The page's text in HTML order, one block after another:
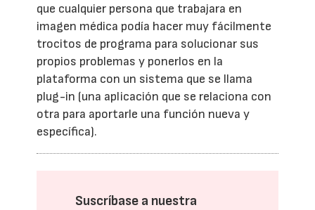
que cualquier persona que trabajara en
imagen médica podía hacer muy fácilmente
trocitos de programa para solucionar sus
propios problemas y ponerlos en la
plataforma con un sistema que se llama
plug-in (una aplicación que se relaciona con
otra para aportarle una función nueva y
específica).
Suscríbase a nuestra